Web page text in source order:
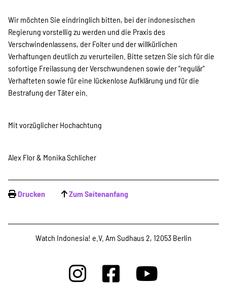
Wir möchten Sie eindringlich bitten, bei der indonesischen
Regierung vorstellig zu werden und die Praxis des
Verschwindenlassens, der Folter und der willkürlichen
Verhaftungen deutlich zu verurteilen. Bitte setzen Sie sich für die
sofortige Freilassung der Verschwundenen sowie der "regulär"
Verhafteten sowie für eine lückenlose Aufklärung und für die
Bestrafung der Täter ein.
Mit vorzüglicher Hochachtung
Alex Flor & Monika Schlicher
Drucken Zum Seitenanfang
Watch Indonesia! e.V. Am Sudhaus 2, 12053 Berlin